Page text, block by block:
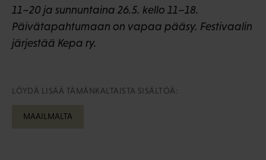
11–20 ja sunnuntaina 26.5. kello 11–18.
Päivätapahtumaan on vapaa pääsy. Festivaalin
järjestää Kepa ry.
LÖYDÄ LISÄÄ TÄMÄNKALTAISTA SISÄLTÖÄ:
MAAILMALTA